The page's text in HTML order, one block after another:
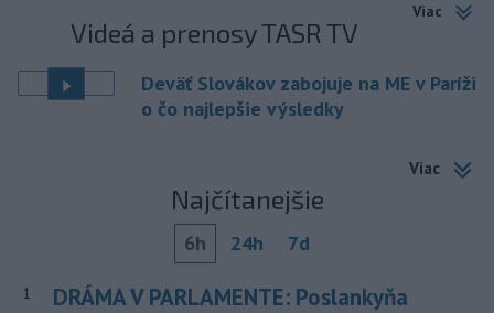
Viac
Videá a prenosy TASR TV
Deväť Slovákov zabojuje na ME v Paríži
o čo najlepšie výsledky
Viac
Najčítanejšie
6h 24h 7d
1
DRÁMA V PARLAMENTE: Poslankyňa